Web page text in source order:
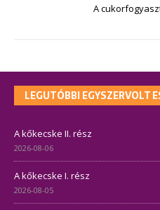
A
LEGUTÓBBI EGYSZERVOLT
A kőkecske II. rész
2026-08-06
A kőkecske I. rész
2026-08-05